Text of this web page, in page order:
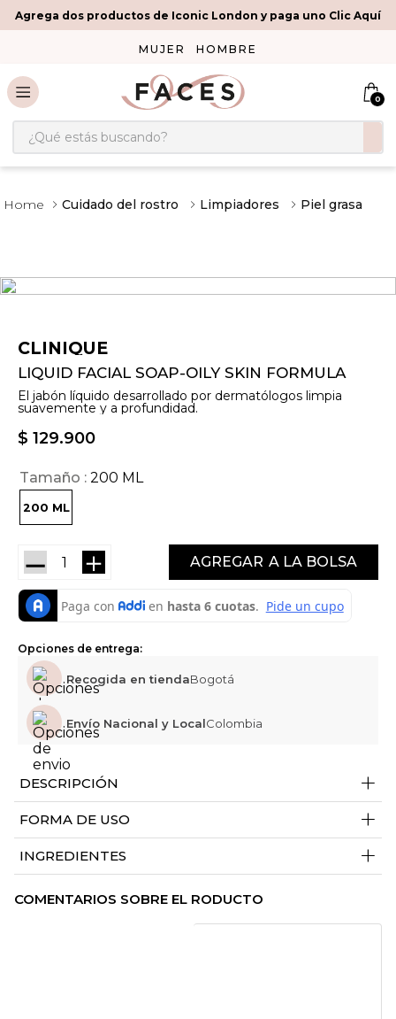
Agrega dos productos de Iconic London y paga uno Clic Aquí
MUJER HOMBRE
0
¿Qué estás buscando?
Cuidado del rostro Limpiadores Piel grasa
CLINIQUE
LIQUID FACIAL SOAP-OILY SKIN FORMULA
El jabón líquido desarrollado por dermatólogos limpia
suavemente y a profundidad.
$ 129.900
Tamaño 200 ML
200 ML
＋
－ AGREGAR
Opciones de entrega:
Recogida en tiendaBogotá
Envío Nacional y LocalColombia
DESCRIPCIÓN +
FORMA DE USO +
INGREDIENTES +
COMENTARIOS SOBRE EL RODUCTO